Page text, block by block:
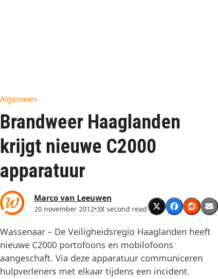
Algemeen
Brandweer Haaglanden
krijgt nieuwe C2000
apparatuur
Marco van Leeuwen
20 november 2012•38 second read
Wassenaar – De Veiligheidsregio Haaglanden heeft
nieuwe C2000 portofoons en mobilofoons
aangeschaft. Via deze apparatuur communiceren
hulpverleners met elkaar tijdens een incident.